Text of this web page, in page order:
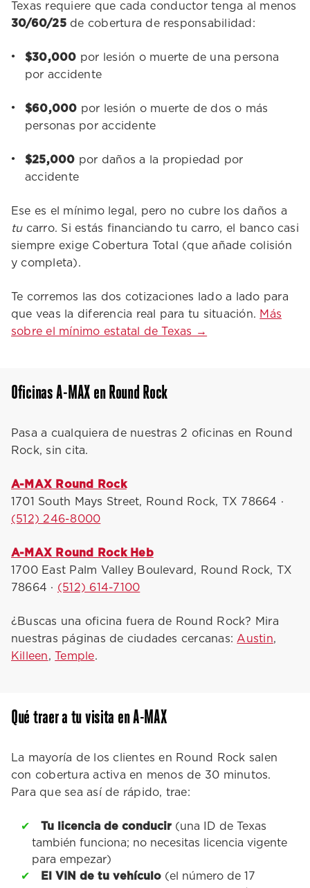
Texas requiere que cada conductor tenga al menos
30/60/25de cobertura de responsabilidad:
$30,000 por lesión o muerte de una persona
por accidente
$60,000 por lesión o muerte de dos o más
personas por accidente
$25,000 por daños a la propiedad por
accidente
Ese es el mínimo legal, pero no cubre los daños a
tucarro. Si estás financiando tu carro, el banco casi
siempre exige Cobertura Total (que añade colisión
y completa).
Te corremos las dos cotizaciones lado a lado para
que veas la diferencia real para tu situación. Más
sobre el mínimo estatal de Texas →
Oficinas A-MAX en Round Rock
Pasa a cualquiera de nuestras 2 oficinas en Round
Rock, sin cita.
A-MAX Round Rock
1701 South Mays Street, Round Rock, TX 78664 ·
(512) 246-8000
A-MAX Round Rock Heb
1700 East Palm Valley Boulevard, Round Rock, TX
78664 · (512) 614-7100
¿Buscas una oficina fuera de Round Rock? Mira
nuestras páginas de ciudades cercanas: Austin,
Killeen, Temple.
Qué traer a tu visita en A-MAX
La mayoría de los clientes en Round Rock salen
con cobertura activa en menos de 30 minutos.
Para que sea así de rápido, trae:
Tu licencia de conducir (una ID de Texas
también funciona; no necesitas licencia vigente
para empezar)
El VIN de tu vehículo (el número de 17